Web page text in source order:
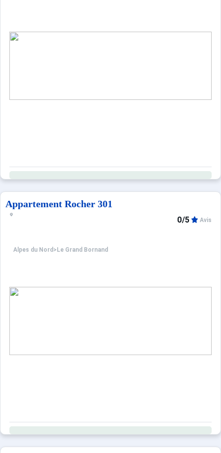
Appartement Rocher 301
Alpes du Nord > Le Grand Bornand
0/5 Avis